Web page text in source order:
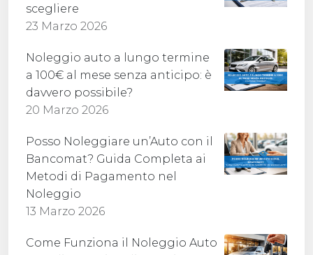
scegliere
23 Marzo 2026
Noleggio auto a lungo termine
a 100€ al mese senza anticipo: è
davvero possibile?
20 Marzo 2026
Posso Noleggiare un’Auto con il
Bancomat? Guida Completa ai
Metodi di Pagamento nel
Noleggio
13 Marzo 2026
Come Funziona il Noleggio Auto